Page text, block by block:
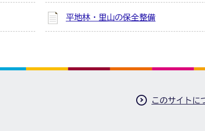
平地林・里山の保全整備
このサイトに